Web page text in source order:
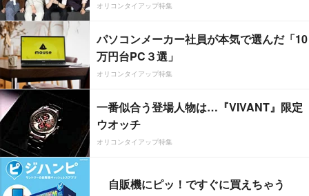
オリコンタイアップ特集
パソコンメーカー社員が本気で選んだ「10
万円台PC３選」
オリコンタイアップ特集
一番似合う登場人物は…『VIVANT』限定
ウオッチ
オリコンタイアップ特集
自販機にピッ！ですぐに買えちゃう